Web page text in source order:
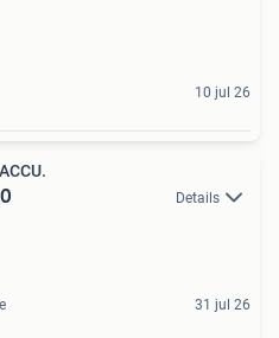
10 jul 26
Details
31 jul 26